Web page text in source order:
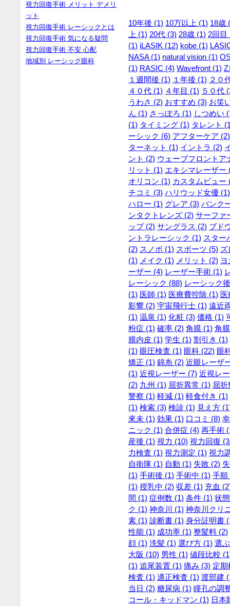
10年後 (1) 10万以上 (1) 18歳
上 (1) 20代 (3) 28歳 (1) 2回目
(1) iLASIK (12) kobe (1)
NASA (1) natural vision (1)
(1) RASIC (4) Wavefront (1) Z
１週間後 (1) １年後 (1) ２０
４０代 (1) ４年目 (1) ５０代
うわさ (2) おすすめ (3) お笑
ん (1) さっぽろ (1) しつめい
(1) タイミング (1) タレント
ーシック (6) アフターケア (2)
ターネット (1) イントラ (2)
ント (2) ウェーブフロントア
リット (1) エキシマレーザー
オリコン (1) カスタムビュー
チコミ (3) ハリウッド女優 (1)
ハロー (1) グレア (3) バンク
ンタクトレンズ (2) サーファ
ップ (2) サングラス (2) ブド
ントラレーシック (1) スター
(2) スノボ (1) スポーツ (5)
(1) メイク (1) メリット (2)
ーザー (4) レーザー手術 (1)
レーシック (88) レーシック
(1) 医師 (1) 医療費控除 (1) 医
影響 (2) 宇宙飛行士 (1) 遠近
(1) 温泉 (1) 化粧 (3) 価格 (1)
粉症 (1) 確率 (2) 角膜 (1) 角
膜内皮 (1) 学生 (1) 割引き (1)
(1) 眼圧検査 (1) 眼科 (22) 眼
矯正 (1) 錦糸 (2) 近眼レーザ
(1) 近視レーザー (7) 近視レ
(2) 九州 (1) 屈折異常 (1) 屈
警察 (1) 軽減 (1) 軽食付き (1)
(1) 検索 (3) 検診 (1) 見え方
來未 (1) 効果 (1) 口コミ (8)
ニック (1) 合併症 (4) 再手術
産後 (1) 視力 (10) 視力回復
力検査 (1) 視力測定 (1) 視力
自衛隊 (1) 自動 (1) 失敗 (2)
(1) 手術後 (1) 手術中 (1) 手順
(1) 授乳中 (2) 収差 (1) 充血
間 (1) 症例数 (1) 条件 (1) 状
ク (1) 神奈川 (1) 神奈川クリ
素 (1) 診断書 (1) 身分証明書
性能 (1) 成功率 (1) 整髪料 (2)
顔 (1) 洗髪 (1) 選び方 (1) 選
大阪 (10) 男性 (1) 値段比較
(1) 追尾装置 (1) 痛み (3) 定期
検査 (1) 適正検査 (1) 渡部建
当日 (2) 糖尿病 (1) 瞳孔の調
コール・キッドマン (1) 日本
視力回復手術 メリット デメリ
ット
視力回復手術 レーシックとは
視力回復手術 気になる疑問
視力回復手術 不安 心配
地域別 レーシック眼科